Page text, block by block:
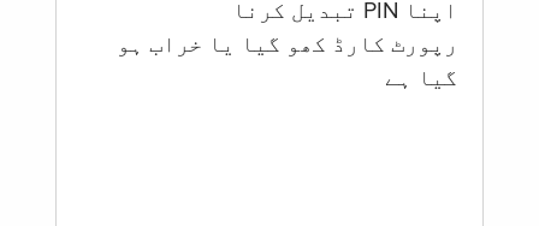
اپنا PIN تبدیل کرنا
رپورٹ کارڈ کھو گیا یا خراب ہو
گيا ہے